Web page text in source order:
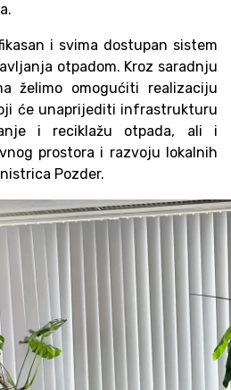
i svima dostupan sistem
otpadom. Kroz saradnju
želimo omogućiti realizaciju
će unaprijediti infrastrukturu
i reciklažu otpada, ali i
prostora i razvoju lokalnih
Pozder.